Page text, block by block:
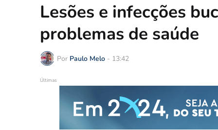
Lesões e infecções
problemas de saúde
Por Paulo Melo - 13:42
Últimas